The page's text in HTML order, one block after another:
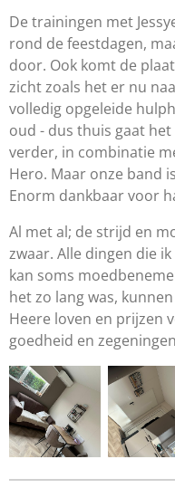
De trainingen met
rond de feestdagen,
door. Ook komt de
zicht zoals het er nu
volledig opgeleide
oud - dus thuis gaat
verder, in combinatie
Hero. Maar onze band
Enorm dankbaar voor
Al met al; de strijd en
zwaar. Alle dingen die
kan soms
het zo lang was,
Heere loven en prijzen
goedheid en